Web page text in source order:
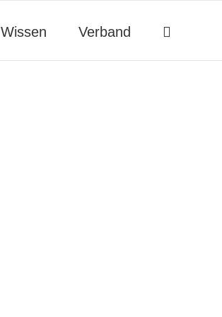
Wissen Verband